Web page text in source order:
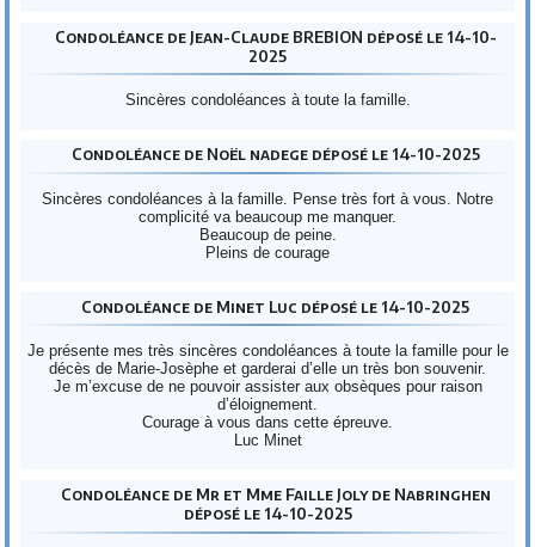
Condoléance de Jean-Claude BREBION déposé le 14-10-
2025
Sincères condoléances à toute la famille.
Condoléance de Noël nadege déposé le 14-10-2025
Sincères condoléances à la famille. Pense très fort à vous. Notre
complicité va beaucoup me manquer.
Beaucoup de peine.
Pleins de courage
Condoléance de Minet Luc déposé le 14-10-2025
Je présente mes très sincères condoléances à toute la famille pour le
décès de Marie-Josèphe et garderai d’elle un très bon souvenir.
Je m’excuse de ne pouvoir assister aux obsèques pour raison
d’éloignement.
Courage à vous dans cette épreuve.
Luc Minet
Condoléance de Mr et Mme Faille Joly de Nabringhen
déposé le 14-10-2025